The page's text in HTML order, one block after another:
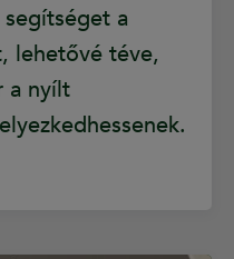
a
lehetővé téve,
a nyílt